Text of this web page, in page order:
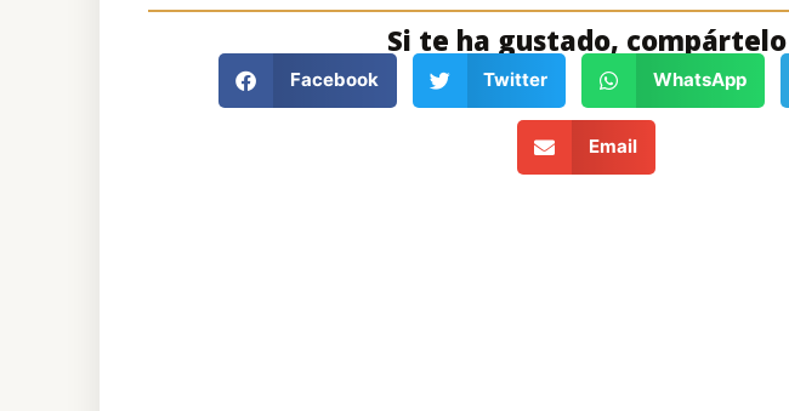
Si te ha gustado, compártelo
Facebook Twitter WhatsApp
Email